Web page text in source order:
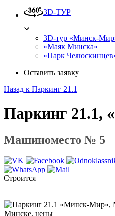
3D-ТУР
3D-тур «Минск-
«Маяк Минска»
«Парк
Оставить заявку
Назад к Паркинг 21.1
Паркинг 21.1,
Машиноместо № 5
Строится